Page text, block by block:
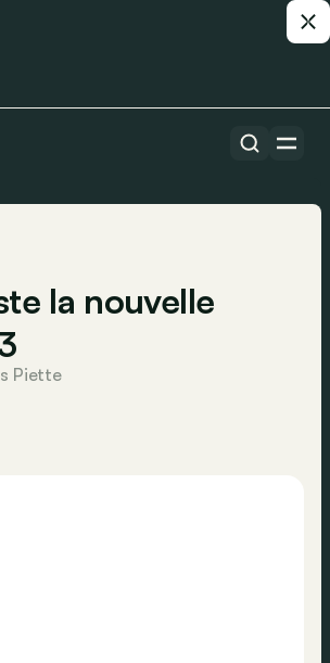
la nouvelle
Piette